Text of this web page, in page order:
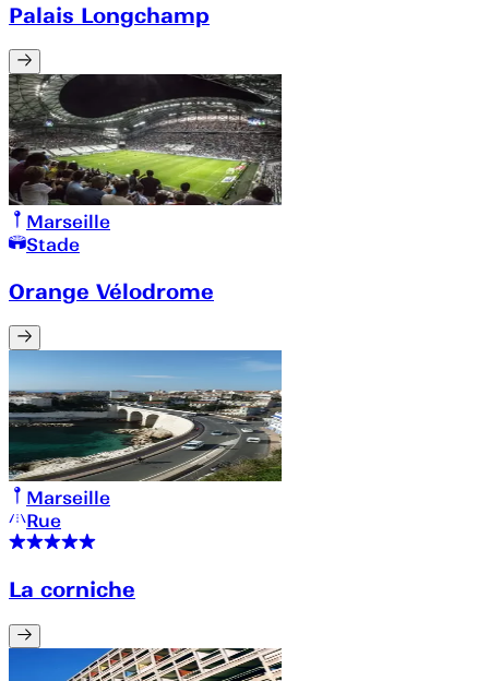
Palais Longchamp
Marseille
Stade
Orange Vélodrome
Marseille
Rue
La corniche